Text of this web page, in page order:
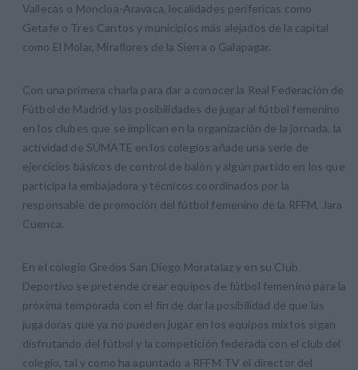
Vallecas o Moncloa-Aravaca, localidades perífericas como
Getafe o Tres Cantos y municipios más alejados de la capital
como El Molar, Miraflores de la Sierra o Galapagar.
Con una primera charla para dar a conocer la Real Federación de
Fútbol de Madrid y las posibilidades de jugar al fútbol femenino
en los clubes que se implican en la organización de la jornada, la
actividad de SÚMATE en los colegios añade una serie de
ejercicios básicos de control de balón y algún partido en los que
participa la embajadora y técnicos coordinados por la
responsable de promoción del fútbol femenino de la RFFM, Jara
Cuenca.
En el colegio Gredos San Diego Moratalaz y en su Club
Deportivo se pretende crear equipos de fútbol femenino para la
próxima temporada con el fin de dar la posibilidad de que las
jugadoras que ya no pueden jugar en los equipos mixtos sigan
disfrutando del fútbol y la competición federada con el club del
colegio, tal y como ha apuntado a RFFM TV el director del